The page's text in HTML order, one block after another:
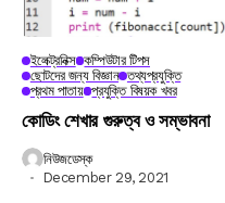
ইলেক্ট্রনিক্স কম্পিউটার টিপস
ছোটদের জন্য বিজ্ঞান তথ্যপ্রযুক্তি
প্রথম পাতায় প্রযুক্তি বিষয়ক খবর
কোডিং শেখার গুরুত্ব ও সম্ভাবনা
নিউজডেস্ক
December 29, 2021